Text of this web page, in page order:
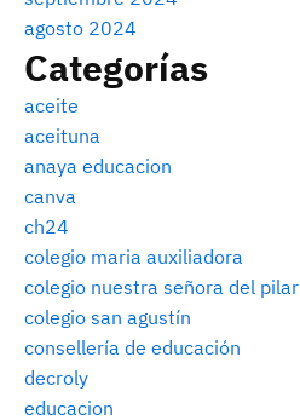
agosto 2024
Categorías
aceite
aceituna
anaya educacion
canva
ch24
colegio maria auxiliadora
colegio nuestra señora del pilar
colegio san agustín
consellería de educación
decroly
educacion